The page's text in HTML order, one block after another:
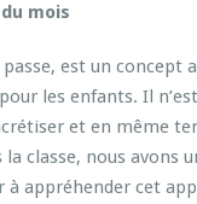
mois
est un concept
les enfants. Il
et en même
la classe, nous avons
à appréhender cet